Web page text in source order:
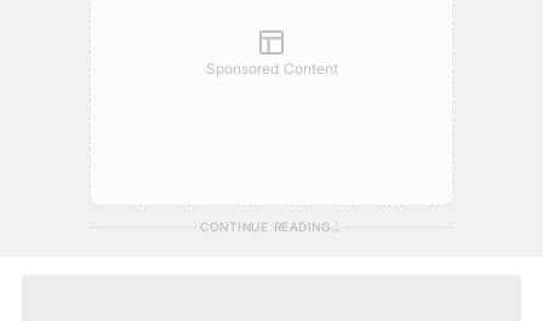
Sponsored Content
CONTINUE READING